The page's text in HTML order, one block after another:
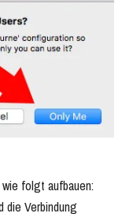
wie folgt aufbauen:
die Verbindung